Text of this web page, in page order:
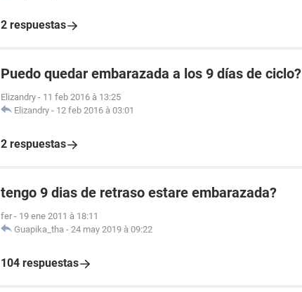
2 respuestas
Puedo quedar embarazada a los 9 días de ciclo?
Elizandry - 11 feb 2016 à 13:25
Elizandry - 12 feb 2016 à 03:01
2 respuestas
tengo 9 dias de retraso estare embarazada?
fer - 19 ene 2011 à 18:11
Guapika_tha - 24 may 2019 à 09:22
104 respuestas